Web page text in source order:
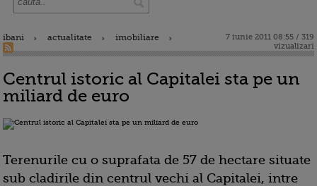
ibani actualitate imobiliare
7 iunie 2011 08:55 / 319
vizualizari
Centrul istoric al Capitalei sta pe un
miliard de euro
Terenurile cu o suprafata de 57 de hectare situate
sub cladirile din centrul vechi al Capitalei, intre